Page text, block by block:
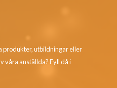
produkter, utbildningar eller
våra anställda? Fyll då i